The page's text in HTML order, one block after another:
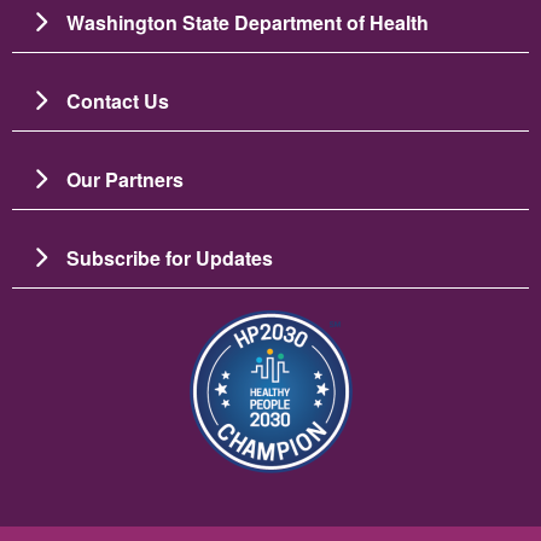
Washington State Department of Health
Contact Us
Our Partners
Subscribe for Updates
Image